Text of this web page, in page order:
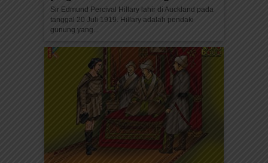
Sir Edmund Percival Hillary lahir di Auckland pada
tanggal 20 Juli 1919. Hillary adalah pendaki
gunung yang...